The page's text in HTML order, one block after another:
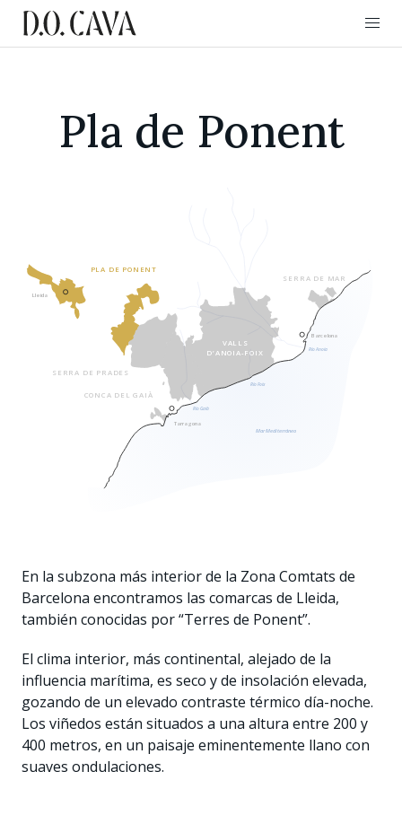
Pla de Ponent
PLA DE PONENT
CONSEJO
VALLS
D’ANOIA-FOIX
CONCA DEL GAIÀ
SERRA DE MAR
SERRA DE PRADES
Barcelona
Tarragona
Lleida
Mar Mediterráneo
Río Anoia
Río Foix
Río Gaià
En la subzona más interior de la Zona Comtats de
Barcelona encontramos las comarcas de Lleida,
también conocidas por “Terres de Ponent”.
El clima interior, más continental, alejado de la
influencia marítima, es seco y de insolación elevada,
gozando de un elevado contraste térmico día-noche.
Los viñedos están situados a una altura entre 200 y
400 metros, en un paisaje eminentemente llano con
suaves ondulaciones.